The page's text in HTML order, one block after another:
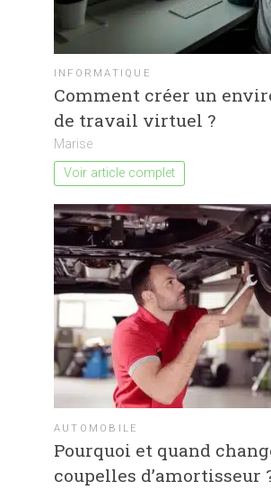
INFORMATIQUE
Comment créer un
de travail virtuel ?
Marise
Voir article complet
AUTOMOBILE
Pourquoi et quand
coupelles d’amortisseur